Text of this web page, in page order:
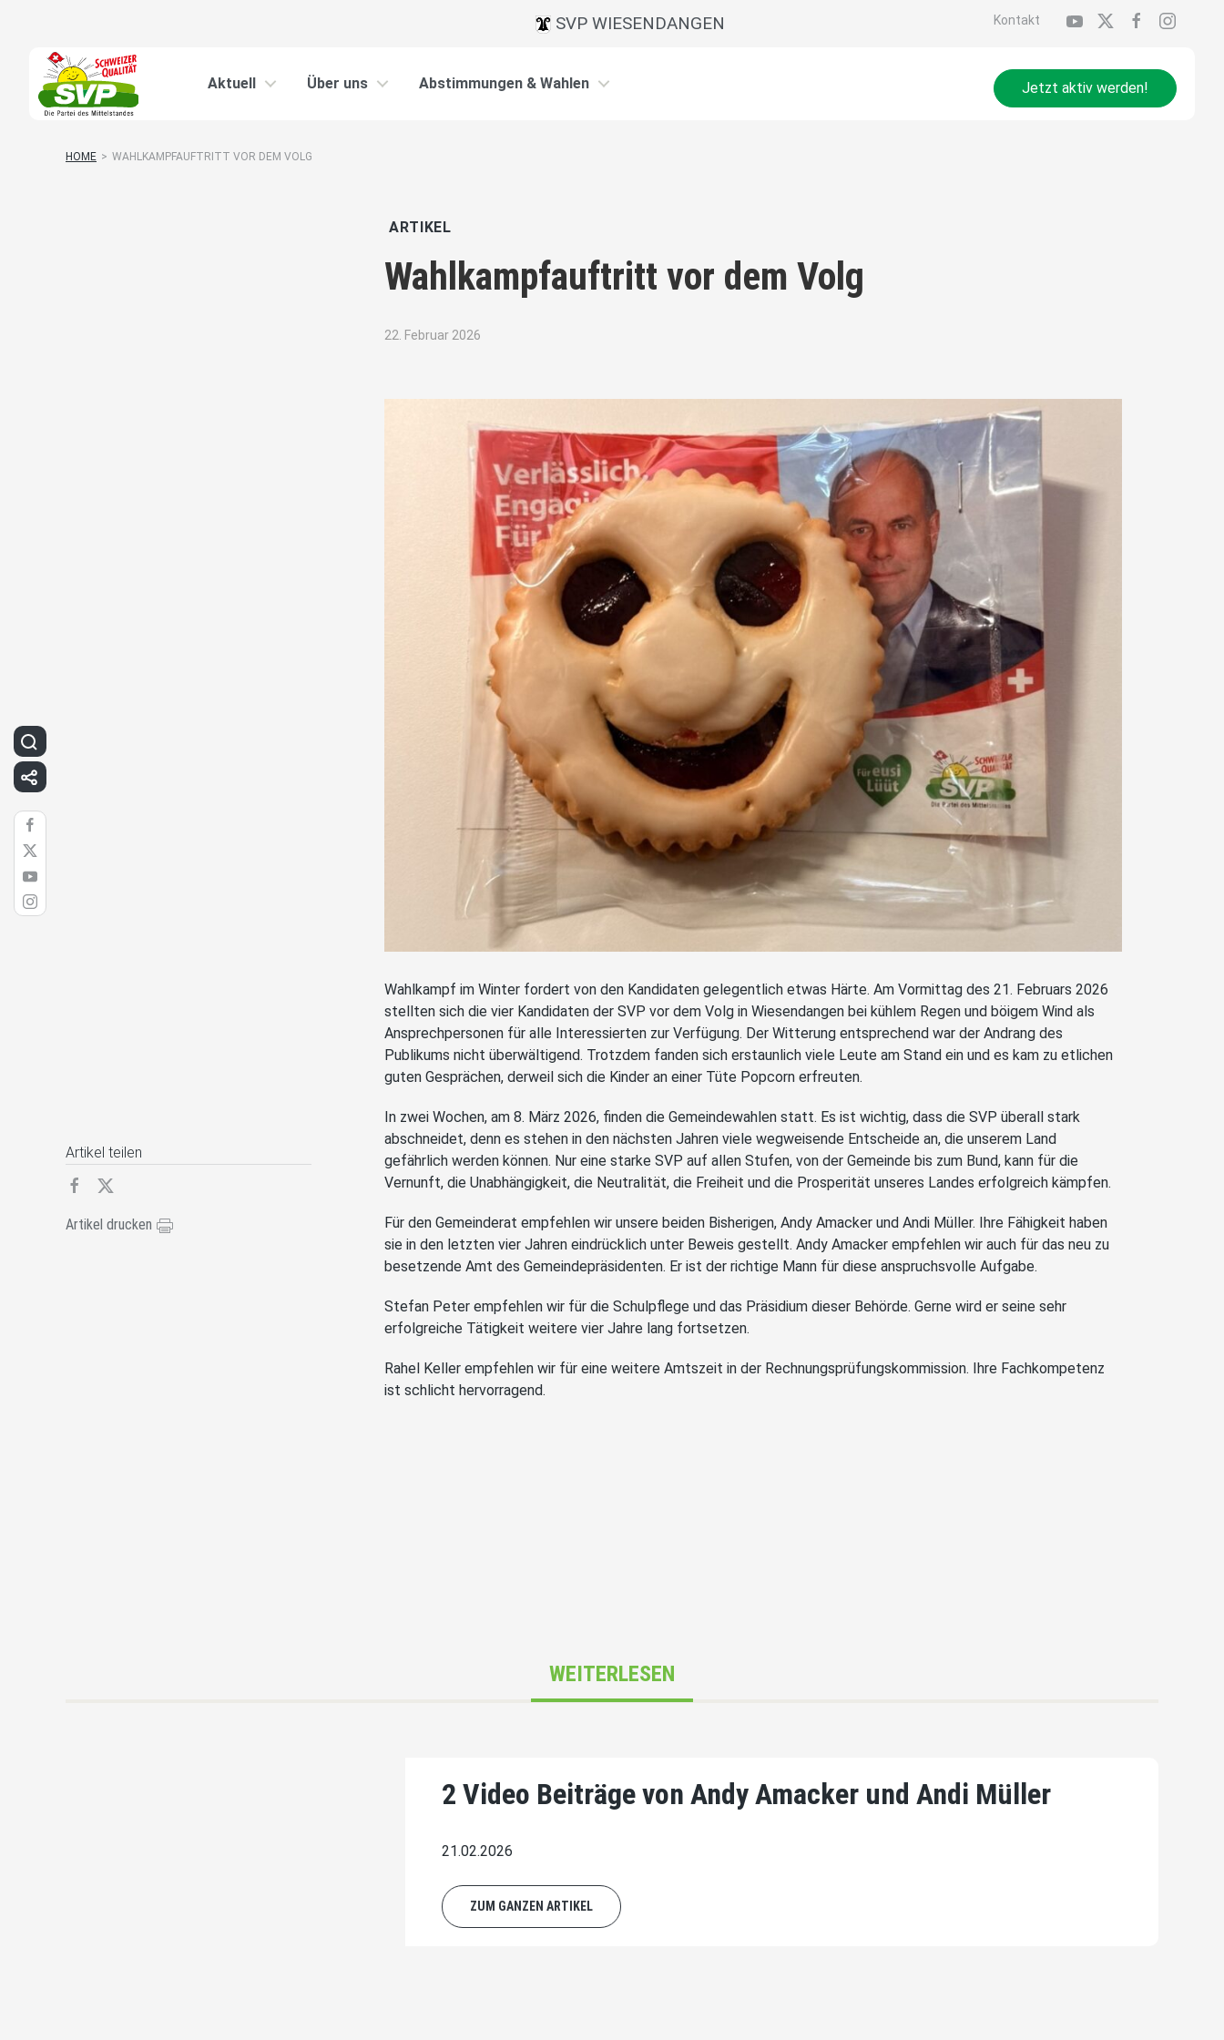
Kontakt
SVP WIESENDANGEN
Aktuell Über uns Abstimmungen & Wahlen Jetzt aktiv werden!
HOME > WAHLKAMPFAUFTRITT VOR DEM VOLG
ARTIKEL
Wahlkampfauftritt vor dem Volg
22. Februar 2026
Wahlkampf im Winter fordert von den Kandidaten gelegentlich etwas Härte. Am Vormittag des 21. Februars 2026
stellten sich die vier Kandidaten der SVP vor dem Volg in Wiesendangen bei kühlem Regen und böigem Wind als
Ansprechpersonen für alle Interessierten zur Verfügung. Der Witterung entsprechend war der Andrang des
Publikums nicht überwältigend. Trotzdem fanden sich erstaunlich viele Leute am Stand ein und es kam zu etlichen
guten Gesprächen, derweil sich die Kinder an einer Tüte Popcorn erfreuten.
In zwei Wochen, am 8. März 2026, finden die Gemeindewahlen statt. Es ist wichtig, dass die SVP überall stark
abschneidet, denn es stehen in den nächsten Jahren viele wegweisende Entscheide an, die unserem Land
gefährlich werden können. Nur eine starke SVP auf allen Stufen, von der Gemeinde bis zum Bund, kann für die
Vernunft, die Unabhängigkeit, die Neutralität, die Freiheit und die Prosperität unseres Landes erfolgreich kämpfen.
Für den Gemeinderat empfehlen wir unsere beiden Bisherigen, Andy Amacker und Andi Müller. Ihre Fähigkeit haben
sie in den letzten vier Jahren eindrücklich unter Beweis gestellt. Andy Amacker empfehlen wir auch für das neu zu
besetzende Amt des Gemeindepräsidenten. Er ist der richtige Mann für diese anspruchsvolle Aufgabe.
Stefan Peter empfehlen wir für die Schulpflege und das Präsidium dieser Behörde. Gerne wird er seine sehr
erfolgreiche Tätigkeit weitere vier Jahre lang fortsetzen.
Rahel Keller empfehlen wir für eine weitere Amtszeit in der Rechnungsprüfungskommission. Ihre Fachkompetenz
ist schlicht hervorragend.
Artikel teilen
Artikel drucken
WEITERLESEN
2 Video Beiträge von Andy Amacker und Andi Müller
21.02.2026
ZUM GANZEN ARTIKEL